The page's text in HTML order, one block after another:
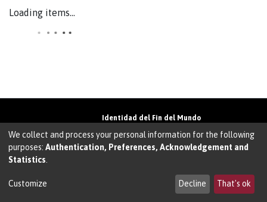
Loading items...
Identidad del Fin del Mundo
01855 • Punta Arenas • Chile
Teléfono:+56 61 207135• Email:
We collect and process your personal information for the following
purposes: Authentication, Preferences, Acknowledgement and
Statistics
Customize Decline That's ok